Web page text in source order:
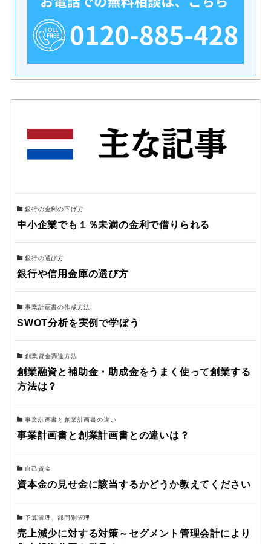
銀行の金利の下げ方
中小企業でも１％未満の金利で借りられる
銀行の選び方
銀行や信用金庫の選び方
事業計画書の作成方法
SWOT分析を実例で学ぼう
創業資金調達方法
創業融資と補助金・助成金をうまく使って創業する
方法は？
事業計画書と創業計画書の違い
事業計画書と創業計画書との違いは？
自己資金
資本金の見せ金に該当するかどうか教えてください
予算管理、部門別管理
売上減少に対する対策～セグメント管理会計により